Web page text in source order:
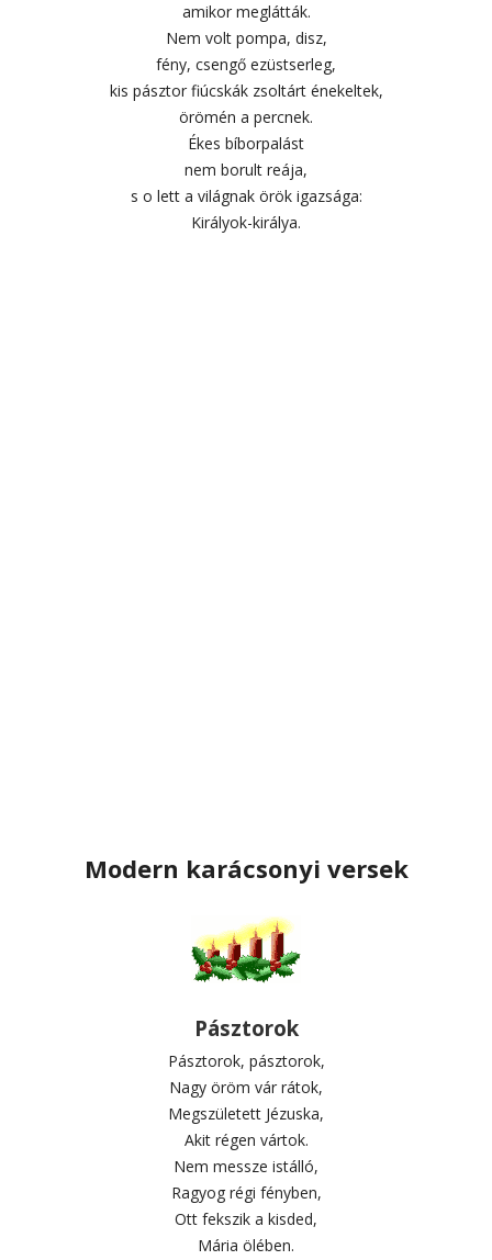
amikor meglátták.
Nem volt pompa, disz,
fény, csengő ezüstserleg,
kis pásztor fiúcskák zsoltárt énekeltek,
örömén a percnek.
Ékes bíborpalást
nem borult reája,
s o lett a világnak örök igazsága:
Királyok-királya.
Modern karácsonyi versek
Pásztorok
Pásztorok, pásztorok,
Nagy öröm vár rátok,
Megszületett Jézuska,
Akit régen vártok.
Nem messze istálló,
Ragyog régi fényben,
Ott fekszik a kisded,
Mária ölében.